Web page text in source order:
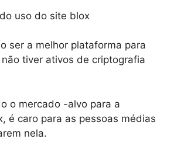
uso do site blox
ser a melhor plataforma para
tiver ativos de criptografia
o mercado -alvo para a
é caro para as pessoas médias
nela.